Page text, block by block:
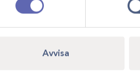
Avvisa